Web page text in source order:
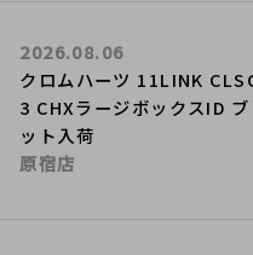
クロムハーツ 11LINK
3 CHXラージボックスID ブ
ット入荷
2026.08.06
原宿店